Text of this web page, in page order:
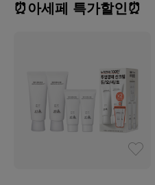
⏰아세페 특가할인⏰